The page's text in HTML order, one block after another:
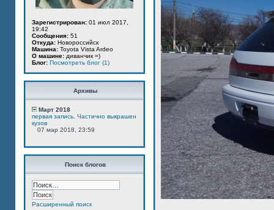
Зарегистрирован: 01 июл 2017,
19:42
Сообщения: 51
Откуда: Новороссийск
Машина: Toyota Vista Ardeo
О машине: диванчик =)
Блог: Посмотреть блог (1)
Архивы
Март 2018
первая запись. Частично выкрашен
кузов
07 мар 2018, 23:59
Поиск блогов
Расширенный поиск